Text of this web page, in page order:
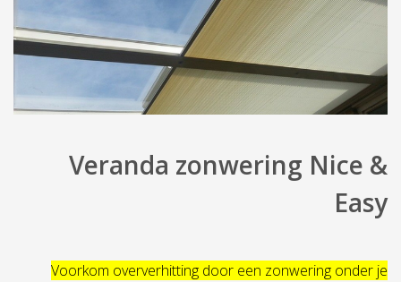
Veranda zonwering Nice &
Easy
Voorkom oververhitting door een zonwering onder je